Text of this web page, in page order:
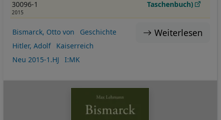
30096-1
2015
Taschenbuch)
Weiterlesen
Bismarck, Otto von
Geschichte
Hitler, Adolf
Kaiserreich
Neu 2015-1.HJ
I:MK